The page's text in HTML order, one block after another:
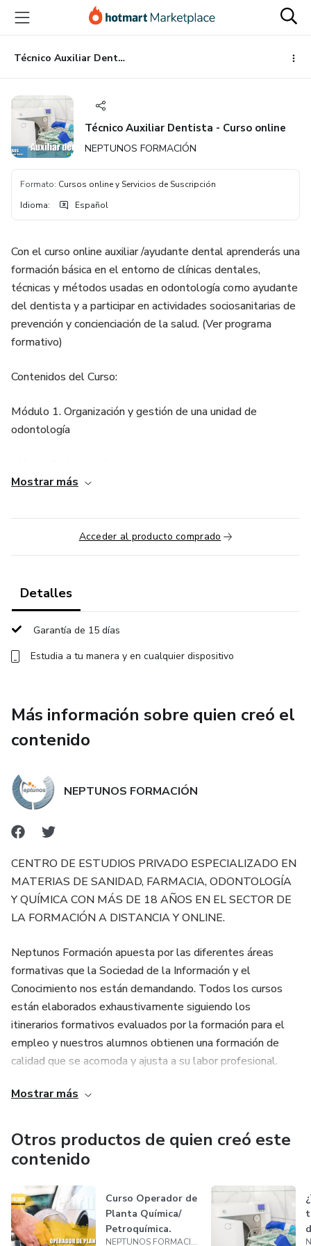
principal
página
de
página
Técnico Auxiliar Dentista - Curso online
Técnico Auxiliar Dentista - Curso online
NEPTUNOS FORMACIÓN
Formato: Cursos online y Servicios de Suscripción
Idioma: Español
Con el curso online auxiliar /ayudante dental aprenderás una
formación básica en el entorno de clínicas dentales,
técnicas y métodos usadas en odontología como ayudante
del dentista y a participar en actividades sociosanitarias de
prevención y concienciación de la salud. (Ver programa
formativo)
Contenidos del Curso:
Módulo 1. Organización y gestión de una unidad de
odontología
Duración del Curso: 3 meses - 350 horas - Se imparte a
distancia a todos los países. ¡Recibe guía del alumno y
inscripción!
Precio del curso: 300 € euros (Posibilidad de abonar por
alumnos no residentes en España, podrán abonar en su
Inscripción y formas de pago: Rellene su matrícula
https://www.neptunosformacion.com/inscripcion.html,
http://paypal.me/neptunosformacion o
transferencia/ingreso bancaria >> NEPTUNOS
1902 0001 3618 (abierto plazo para todos los países).
Más información, pulse aquí
Doble titulación: Diploma profesional del curso Auxiliar
/ayudante dental* y certificado de aprovechamiento del
*Opcional tramitación del diploma con testimonio legal
ante notario (residentes en España) o apostilla /
legalización única para un país (alumnos no residentes en
España) del diploma. Consultar coste de tramitación, en
Metodología del curso
comunicación con tutor y alumnos (foros, chat y mensajería
instantánea) https://www.neptunos.es/
Mostrar más
Acceder al producto comprado
Detalles
Garantía de 15 días
Estudia a tu manera y en cualquier dispositivo
Más información sobre quien creó el
contenido
NEPTUNOS FORMACIÓN
CENTRO DE ESTUDIOS PRIVADO ESPECIALIZADO EN
MATERIAS DE SANIDAD, FARMACIA, ODONTOLOGÍA
Y QUÍMICA CON MÁS DE 18 AÑOS EN EL SECTOR DE
LA FORMACIÓN A DISTANCIA Y ONLINE.
Neptunos Formación apuesta por las diferentes áreas
formativas que la Sociedad de la Información y el
Conocimiento nos están demandando. Todos los cursos
están elaborados exhaustivamente siguiendo los
itinerarios formativos evaluados por la formación para el
empleo y nuestros alumnos obtienen una formación de
calidad que se acomoda y ajusta a su labor profesional.
Nuestra metodología innovadora y adaptada a la sociedad
- Guía de aprendizaje y acceso con claves al campus virtual
- Metodología online (Contenidos interactivos y pruebas
de evaluación: tests y tareas)
- Campus virtual disponible 24 horas
Mostrar más
Otros productos de quien creó este
contenido
Curso Operador de
Planta Química/
Petroquímica.
NEPTUNOS FORMACIÓN